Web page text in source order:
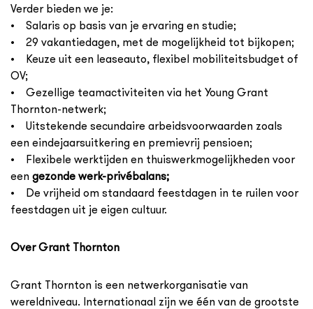
Verder bieden we je:
• Salaris op basis van je ervaring en studie;
• 29 vakantiedagen, met de mogelijkheid tot bijkopen;
• Keuze uit een leaseauto, flexibel mobiliteitsbudget of
OV;
• Gezellige teamactiviteiten via het Young Grant
Thornton-netwerk;
• Uitstekende secundaire arbeidsvoorwaarden zoals
een eindejaarsuitkering en premievrij pensioen;
• Flexibele werktijden en thuiswerkmogelijkheden voor
eengezonde werk-privébalans;
• De vrijheid om standaard feestdagen in te ruilen voor
feestdagen uit je eigen cultuur.
Over Grant Thornton
Grant Thornton is een netwerkorganisatie van
wereldniveau. Internationaal zijn we één van de grootste